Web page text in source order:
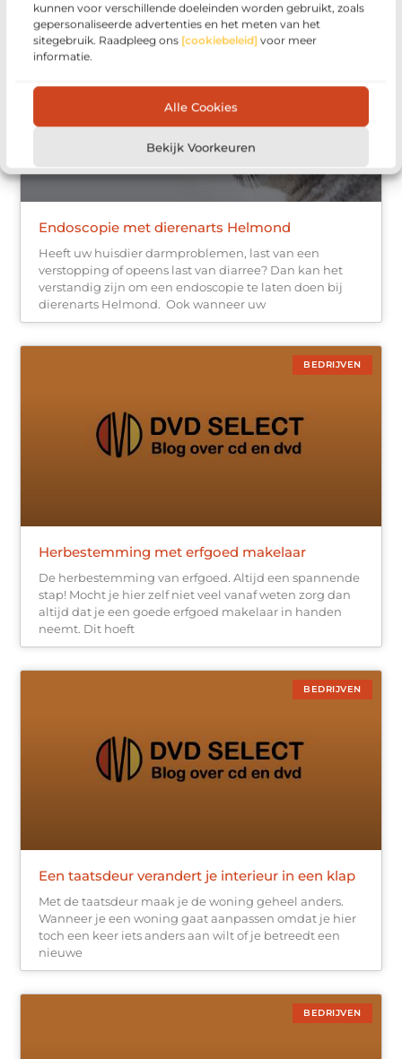
kunnen voor verschillende doeleinden worden gebruikt, zoals
gepersonaliseerde advertenties en het meten van het
sitegebruik. Raadpleeg ons [cookiebeleid] voor meer
informatie.
Alle Cookies
Bekijk Voorkeuren
BEDRIJVEN
Endoscopie met dierenarts Helmond
Heeft uw huisdier darmproblemen, last van een
verstopping of opeens last van diarree? Dan kan het
verstandig zijn om een endoscopie te laten doen bij
dierenarts Helmond. Ook wanneer uw
BEDRIJVEN
Herbestemming met erfgoed makelaar
De herbestemming van erfgoed. Altijd een spannende
stap! Mocht je hier zelf niet veel vanaf weten zorg dan
altijd dat je een goede erfgoed makelaar in handen
neemt. Dit hoeft
BEDRIJVEN
Een taatsdeur verandert je interieur in een klap
Met de taatsdeur maak je de woning geheel anders.
Wanneer je een woning gaat aanpassen omdat je hier
toch een keer iets anders aan wilt of je betreedt een
nieuwe
BEDRIJVEN